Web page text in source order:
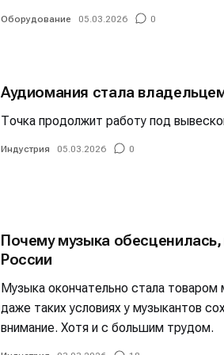
Оборудование 05.03.2026 0
Аудиомания стала
Точка продолжит работу под
Индустрия 05.03.2026 0
Почему музыка
России
Музыка окончательно стала
даже таких условиях у музыкантов
внимание. Хотя и с большим трудом.